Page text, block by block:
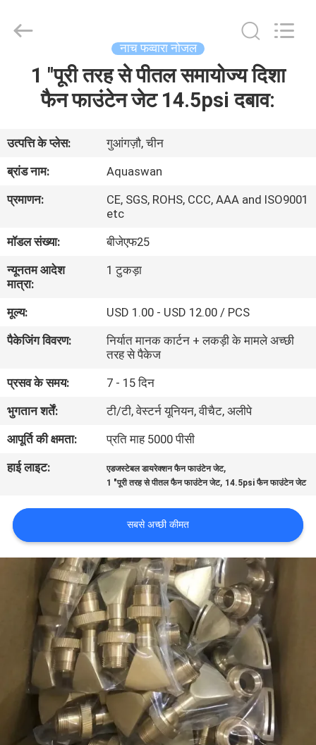
हमारे
बारे
कारखाना
भ्रमण
गुणवत्ता
संपर्क
करें
एक
की
विनती
NEWS
साइटमैप
PRIVACY
POLICY
water
co,.ltd.
नाच फव्वारा नोजल
1 "पूरी तरह से पीतल समायोज्य दिशा
फैन फाउंटेन जेट 14.5psi दबाव:
उत्पत्ति के प्लेस:
गुआंगज़ौ, चीन
ब्रांड नाम:
Aquaswan
प्रमाणन:
CE, SGS, ROHS, CCC, AAA and ISO9001
etc
मॉडल संख्या:
बीजेएफ25
न्यूनतम आदेश
मात्रा:
1 टुकड़ा
मूल्य:
USD 1.00 - USD 12.00 / PCS
पैकेजिंग विवरण:
निर्यात मानक कार्टन + लकड़ी के मामले अच्छी
तरह से पैकेज
प्रसव के समय:
7 - 15 दिन
भुगतान शर्तें:
टी/टी, वेस्टर्न यूनियन, वीचैट, अलीपे
आपूर्ति की क्षमता:
प्रति माह 5000 पीसी
हाई लाइट:
एडजस्टेबल डायरेक्शन फैन फाउंटेन जेट,
1 "पूरी तरह से पीतल फैन फाउंटेन जेट, 14.5psi फैन फाउंटेन जेट
सबसे अच्छी कीमत